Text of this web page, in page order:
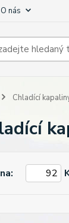
O nás
Chladící